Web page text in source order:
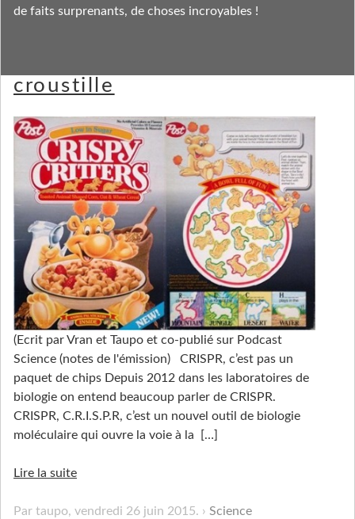
croustille
(Ecrit par Vran et Taupo et co-publié sur Podcast
Science (notes de l'émission) CRISPR, c’est pas un
paquet de chips Depuis 2012 dans les laboratoires de
biologie on entend beaucoup parler de CRISPR.
CRISPR, C.R.I.S.P.R, c’est un nouvel outil de biologie
moléculaire qui ouvre la voie à la
[…]
Lire la suite
Par taupo, vendredi 26 juin 2015. Science
de faits surprenants, de choses incroyables !